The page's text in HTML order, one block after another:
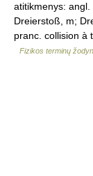
atitikmenys: angl.
Dreierstoß, m;
pranc. collision à
Fizikos terminų